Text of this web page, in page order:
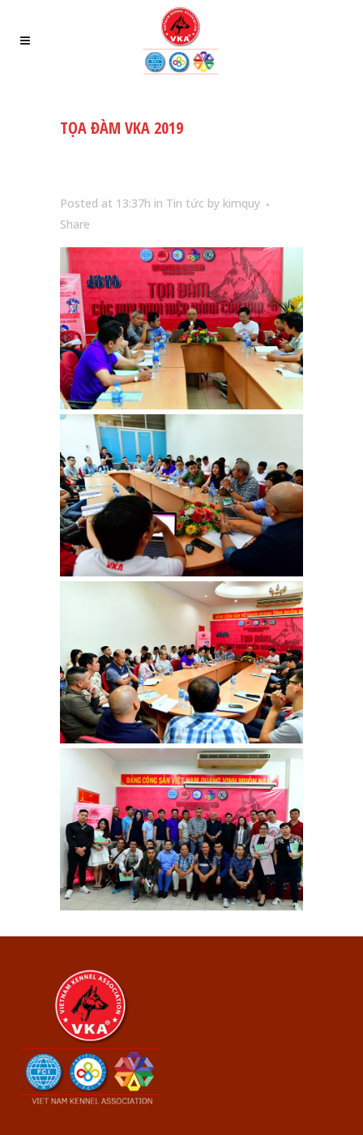
TỌA ĐÀM VKA 2019
Posted at 13:37h in Tin tức by kimquy
Share